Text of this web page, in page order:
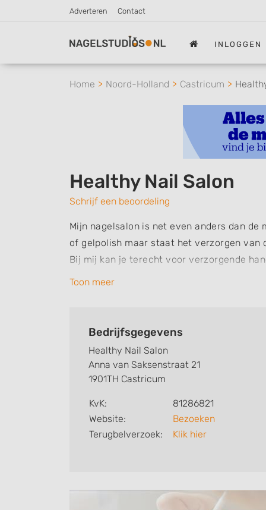
Adverteren Contact
INLOGGEN
Home Noord-Holland Castricum
Healthy Nail Salon
Schrijf een beoordeling
Mijn nagelsalon is net even anders dan de
of gelpolish maar staat het verzorgen van
Bij mij kan je terecht voor verzorgende
manicure.
Zijn je vingernagel(s) beschadigd dan
juiste verzorging/behandeling weer mooi
Neem vrijblijvend contact met mij op om
beschadigde nagel(s) past.
Naast het behandelen van de handen
Toon meer
Bedrijfsgegevens
Healthy Nail Salon
Anna van Saksenstraat 21
1901TH Castricum
KvK:
81286821
Website:
Bezoeken
Terugbelverzoek:
Klik hier